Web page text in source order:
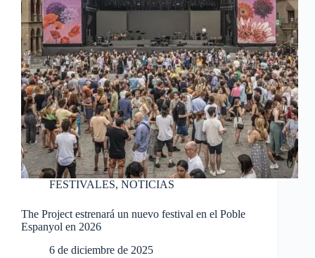
FESTIVALES, NOTICIAS
The Project estrenará un nuevo festival en el Poble
Espanyol en 2026
6 de diciembre de 2025